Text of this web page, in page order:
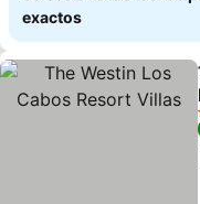
exactos